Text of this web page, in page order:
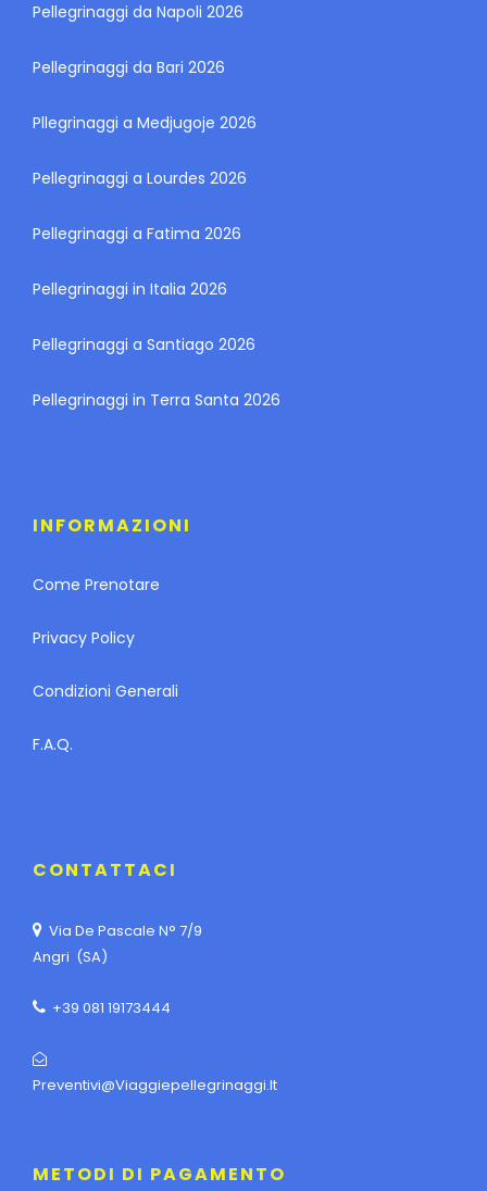
Pellegrinaggi da Napoli 2026
Pellegrinaggi da Bari 2026
Pllegrinaggi a Medjugoje 2026
Pellegrinaggi a Lourdes 2026
Pellegrinaggi a Fatima 2026
Pellegrinaggi in Italia 2026
Pellegrinaggi a Santiago 2026
Pellegrinaggi in Terra Santa 2026
INFORMAZIONI
Come Prenotare
Privacy Policy
Condizioni Generali
F.A.Q.
CONTATTACI
Via De Pascale N° 7/9
Angri (SA)
+39 081 19173444
Preventivi@viaggiepellegrinaggi.it
METODI DI PAGAMENTO